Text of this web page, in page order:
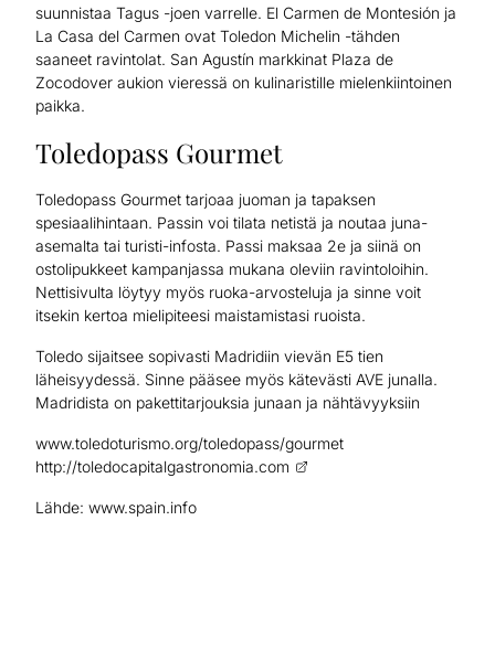
suunnistaa Tagus -joen varrelle. El Carmen de Montesión ja
La Casa del Carmen ovat Toledon Michelin -tähden
saaneet ravintolat. San Agustín markkinat Plaza de
Zocodover aukion vieressä on kulinaristille mielenkiintoinen
paikka.
Toledopass Gourmet
Toledopass Gourmet tarjoaa juoman ja tapaksen
spesiaalihintaan. Passin voi tilata netistä ja noutaa juna-
asemalta tai turisti-infosta. Passi maksaa 2e ja siinä on
ostolipukkeet kampanjassa mukana oleviin ravintoloihin.
Nettisivulta löytyy myös ruoka-arvosteluja ja sinne voit
itsekin kertoa mielipiteesi maistamistasi ruoista.
Toledo sijaitsee sopivasti Madridiin vievän E5 tien
läheisyydessä. Sinne pääsee myös kätevästi AVE junalla.
Madridista on pakettitarjouksia junaan ja nähtävyyksiin
www.toledoturismo.org/toledopass/gourmet
http://toledocapitalgastronomia.com
Lähde: www.spain.info